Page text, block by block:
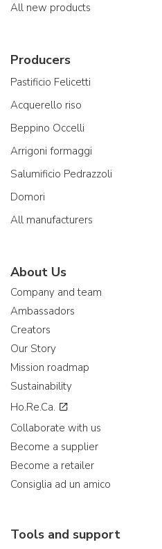
All new products
Producers
Pastificio Felicetti
Acquerello riso
Beppino Occelli
Arrigoni formaggi
Salumificio Pedrazzoli
Domori
All manufacturers
About Us
Company and team
Ambassadors
Creators
Our Story
Mission roadmap
Sustainability
Ho.Re.Ca.
Collaborate with us
Become a supplier
Become a retailer
Consiglia ad un amico
Tools and support